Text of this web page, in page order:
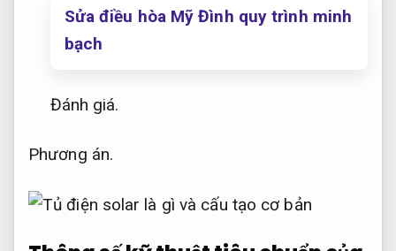
Sửa điều hòa Mỹ Đình quy trình minh
bạch
Đánh giá.
Phương án.